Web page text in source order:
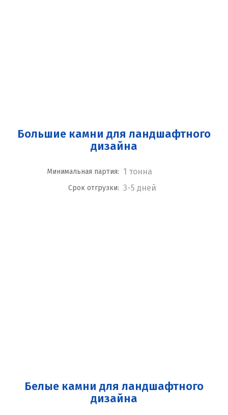
Большие камни для ландшафтного
дизайна
Минимальная партия: 1 тонна
Срок отгрузки: 3-5 дней
Белые камни для ландшафтного
дизайна